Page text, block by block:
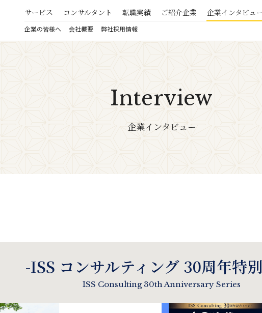
サービス コンサルタント 転職実績 ご紹介企業 企業インタビュ
企業の皆様へ 会社概要 弊社採用情報
Interview
企業インタビュー
-ISS コンサルティング 30周年特
ISS Consulting 30th Anniversary Series